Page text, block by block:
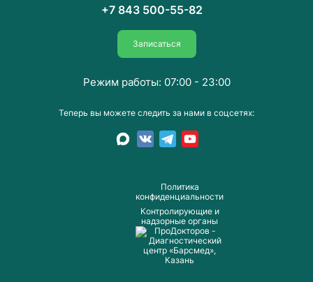
Пoлитика
конфиденциальности
Контролирующие и
надзорные органы
+7 843 500-55-82
Записаться
Теперь вы можете следить за нами в соцсетях:
Режим работы: 07:00 - 23:00